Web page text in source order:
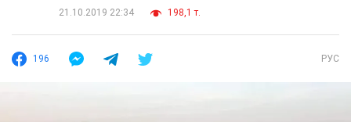
21.10.2019 22:34
198,1 т.
196 РУС